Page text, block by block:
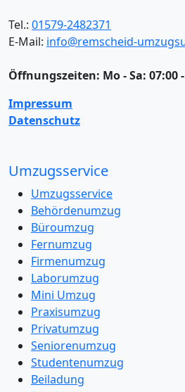
Tel.: 01579-2482371
E-Mail: info@remscheid-
Öffnungszeiten: Mo - Sa: 07:00
Impressum
Datenschutz
Umzugsservice
Umzugsservice
Behördenumzug
Büroumzug
Fernumzug
Firmenumzug
Laborumzug
Mini Umzug
Praxisumzug
Privatumzug
Seniorenumzug
Studentenumzug
Beiladung